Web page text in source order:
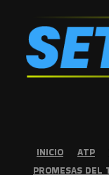
INICIO ATP
PROMESAS DEL